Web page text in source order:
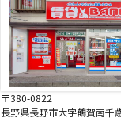
〒381-2243
長野県長野市稲里1-5-25